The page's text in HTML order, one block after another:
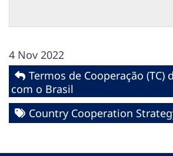
4 Nov 2022
Termos de Cooperação (TC)
com o Brasil
Country Cooperation